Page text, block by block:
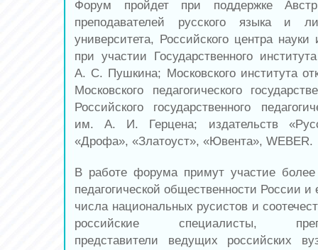
Форум пройдет при поддержке
преподавателей русского языка и
университета, Российского центра
при участии Государственного
А. С. Пушкина; Московского института
Московского педагогического
Российского государственного
им. А. И. Герцена; издательств
«Дрофа», «Златоуст», «Ювента», WEBER.
В работе форума примут участие более
педагогической общественности России и
числа национальных русистов и
российские специалисты,
представители ведущих российских